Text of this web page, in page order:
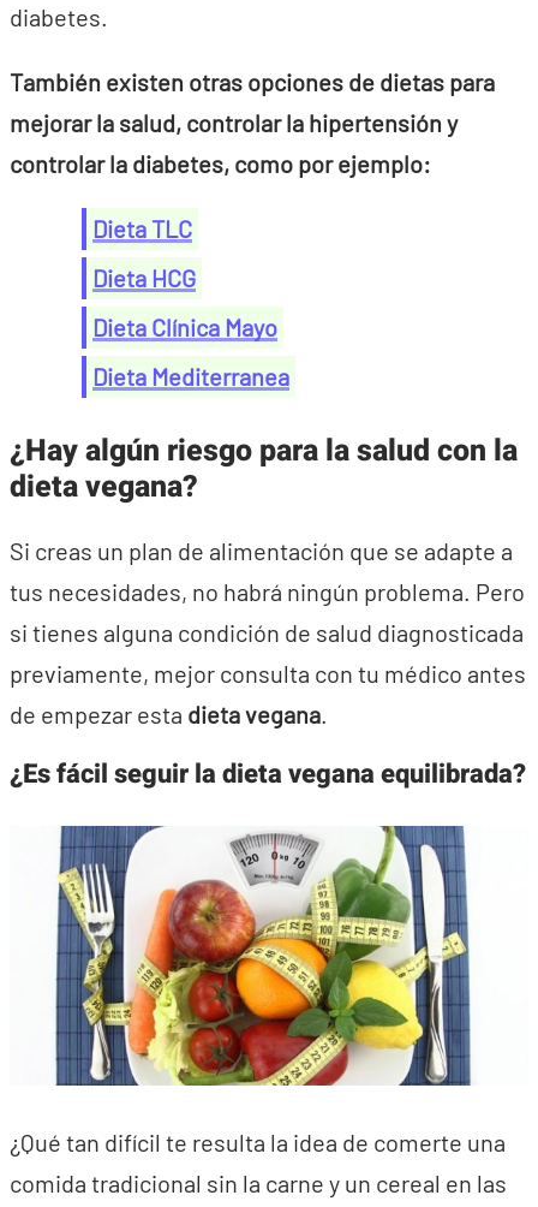
diabetes.
También existen otras opciones de dietas para
mejorar la salud, controlar la hipertensión y
controlar la diabetes, como por ejemplo:
Dieta TLC
Dieta HCG
Dieta Clínica Mayo
Dieta Mediterranea
¿Hay algún riesgo para la salud con la
dieta vegana?
Si creas un plan de alimentación que se adapte a
tus necesidades, no habrá ningún problema. Pero
si tienes alguna condición de salud diagnosticada
previamente, mejor consulta con tu médico antes
de empezar esta dieta vegana
¿Es fácil seguir la dieta vegana equilibrada?
¿Qué tan difícil te resulta la idea de comerte una
comida tradicional sin la carne y un cereal en las